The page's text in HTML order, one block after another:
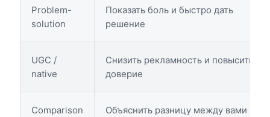
Problem-
solution
Показать боль и быстро дать
решение
UGC /
native
Снизить рекламность и повысить
доверие
Comparison
Объяснить разницу между вами